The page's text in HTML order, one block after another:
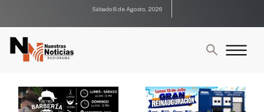
Sábado 8 de Agosto, 2026